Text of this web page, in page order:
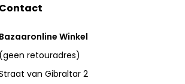
Contact
Bazaaronline Winkel
(geen retouradres)
van Gibraltar 2